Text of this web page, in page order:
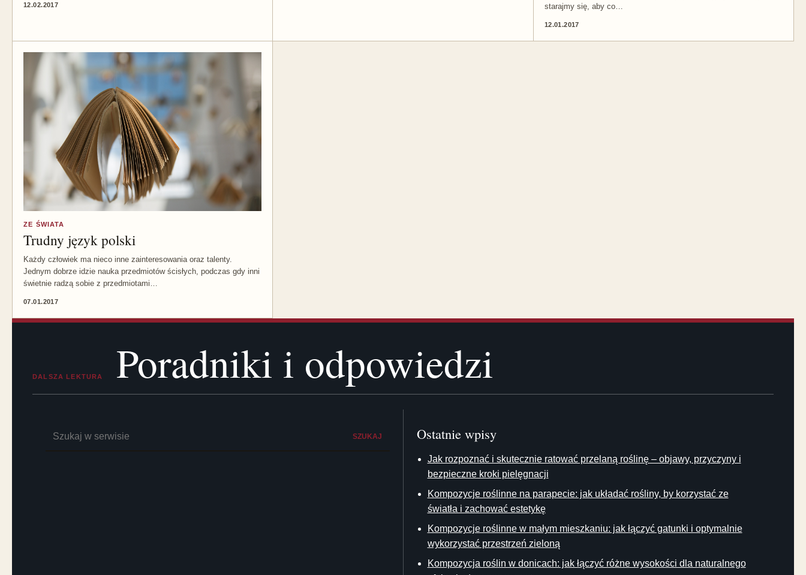
12.02.2017
starajmy się, aby co…
12.01.2017
ZE ŚWIATA
Trudny język polski
Każdy człowiek ma nieco inne zainteresowania oraz talenty.
Jednym dobrze idzie nauka przedmiotów ścisłych, podczas gdy inni
świetnie radzą sobie z przedmiotami…
07.01.2017
DALSZA LEKTURA Poradniki i odpowiedzi
SZUKAJ Ostatnie wpisy
Jak rozpoznać i skutecznie ratować przelaną roślinę – objawy, przyczyny i
bezpieczne kroki pielęgnacji
Kompozycje roślinne na parapecie: jak układać rośliny, by korzystać ze
światła i zachować estetykę
Kompozycje roślinne w małym mieszkaniu: jak łączyć gatunki i optymalnie
wykorzystać przestrzeń zieloną
Kompozycja roślin w donicach: jak łączyć różne wysokości dla naturalnego